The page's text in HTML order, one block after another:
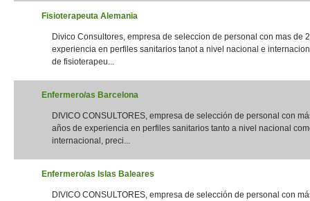
Fisioterapeuta Alemania
Divico Consultores, empresa de seleccion de personal con mas de
experiencia en perfiles sanitarios tanot a nivel nacional e
de fisioterapeu...
Enfermero/as Barcelona
DIVICO CONSULTORES, empresa de selección de personal con
años de experiencia en perfiles sanitarios tanto a nivel nacional
internacional, preci...
Enfermero/as Islas Baleares
DIVICO CONSULTORES, empresa de selección de personal con